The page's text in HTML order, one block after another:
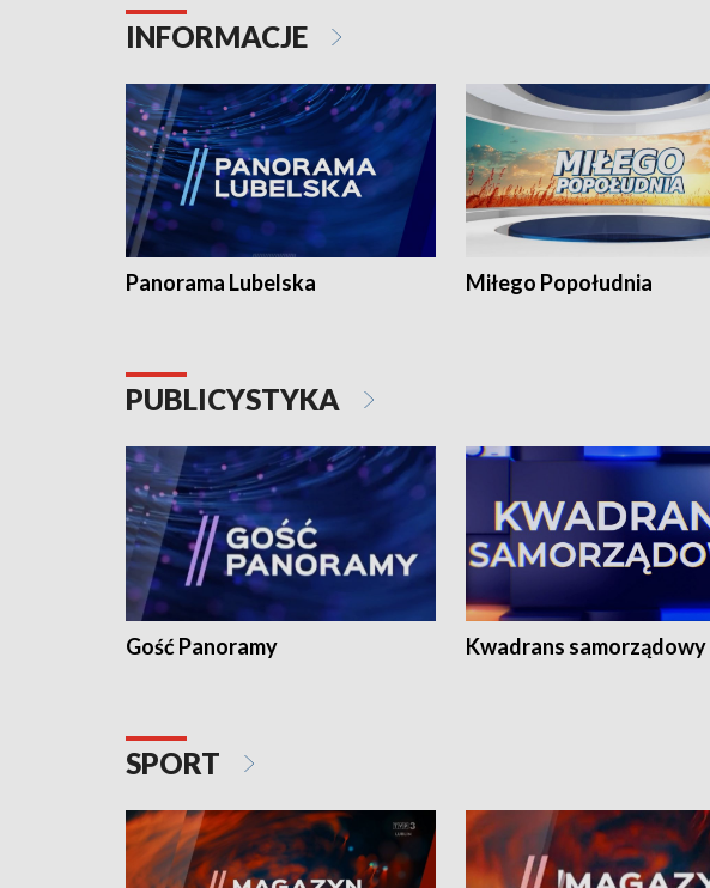
INFORMACJE
Panorama Lubelska Miłego Popołudnia
PUBLICYSTYKA
Gość Panoramy Kwadrans samorządowy
SPORT